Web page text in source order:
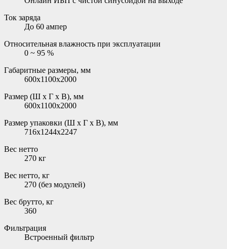
Ток заряда
До 60 ампер
Относительная влажность при эксплуатации
0 ~ 95 %
Габаритные размеры, мм
600x1100x2000
Размер (Ш х Г х В), мм
600x1100x2000
Размер упаковки (Ш х Г х В), мм
716x1244x2247
Вес нетто
270 кг
Вес нетто, кг
270 (без модулей)
Вес брутто, кг
360
Фильтрация
Встроенный фильтр